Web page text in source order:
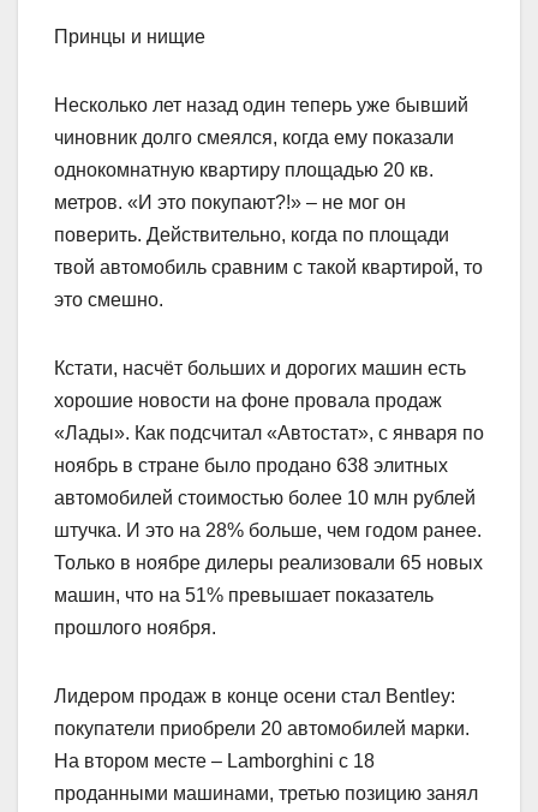
Принцы и нищие
Несколько лет назад один теперь уже бывший
чиновник долго смеялся, когда ему показали
однокомнатную квартиру площадью 20 кв.
метров. «И это покупают?!» – не мог он
поверить. Действительно, когда по площади
твой автомобиль сравним с такой квартирой, то
это смешно.
Кстати, насчёт больших и дорогих машин есть
хорошие новости на фоне провала продаж
«Лады». Как подсчитал «Автостат», с января по
ноябрь в стране было продано 638 элитных
автомобилей стоимостью более 10 млн рублей
штучка. И это на 28% больше, чем годом ранее.
Только в ноябре дилеры реализовали 65 новых
машин, что на 51% превышает показатель
прошлого ноября.
Лидером продаж в конце осени стал Bentley:
покупатели приобрели 20 автомобилей марки.
На втором месте – Lamborghini с 18
проданными машинами, третью позицию занял